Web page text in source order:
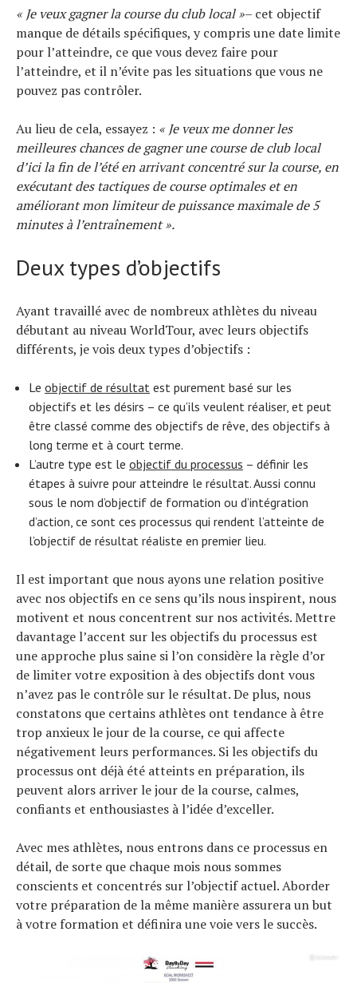
« Je veux gagner la course du club local »– cet objectif
manque de détails spécifiques, y compris une date limite
pour l’atteindre, ce que vous devez faire pour
l’atteindre, et il n’évite pas les situations que vous ne
pouvez pas contrôler.
Au lieu de cela, essayez : « Je veux me donner les
meilleures chances de gagner une course de club local
d’ici la fin de l’été en arrivant concentré sur la course, en
exécutant des tactiques de course optimales et en
améliorant mon limiteur de puissance maximale de 5
minutes à l’entraînement ».
Deux types d’objectifs
Ayant travaillé avec de nombreux athlètes du niveau
débutant au niveau WorldTour, avec leurs objectifs
différents, je vois deux types d’objectifs :
Le objectif de résultat est purement basé sur les
objectifs et les désirs – ce qu’ils veulent réaliser, et peut
être classé comme des objectifs de rêve, des objectifs à
long terme et à court terme.
L’autre type est le objectif du processus – définir les
étapes à suivre pour atteindre le résultat. Aussi connu
sous le nom d’objectif de formation ou d’intégration
d’action, ce sont ces processus qui rendent l’atteinte de
l’objectif de résultat réaliste en premier lieu.
Il est important que nous ayons une relation positive
avec nos objectifs en ce sens qu’ils nous inspirent, nous
motivent et nous concentrent sur nos activités. Mettre
davantage l’accent sur les objectifs du processus est
une approche plus saine si l’on considère la règle d’or
de limiter votre exposition à des objectifs dont vous
n’avez pas le contrôle sur le résultat. De plus, nous
constatons que certains athlètes ont tendance à être
trop anxieux le jour de la course, ce qui affecte
négativement leurs performances. Si les objectifs du
processus ont déjà été atteints en préparation, ils
peuvent alors arriver le jour de la course, calmes,
confiants et enthousiastes à l’idée d’exceller.
Avec mes athlètes, nous entrons dans ce processus en
détail, de sorte que chaque mois nous sommes
conscients et concentrés sur l’objectif actuel. Aborder
votre préparation de la même manière assurera un but
à votre formation et définira une voie vers le succès.